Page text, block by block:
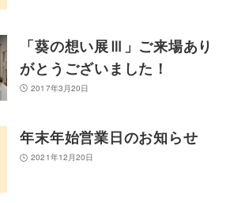
「葵の想い展Ⅲ」ご来場あり
がとうございました！
2017年3月20日
年末年始営業日のお知らせ
2021年12月20日